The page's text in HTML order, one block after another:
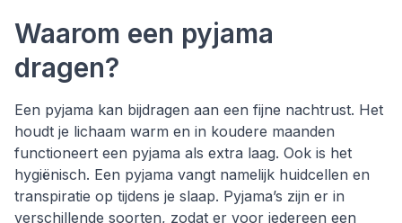
De Zeeman pyjama: zowel
Waarom een pyjama
dragen?
Een pyjama kan bijdragen aan een fijne nachtrust. Het
houdt je lichaam warm en in koudere maanden
functioneert een pyjama als extra laag. Ook is het
hygiënisch. Een pyjama vangt namelijk huidcellen en
transpiratie op tijdens je slaap. Pyjama’s zijn er in
verschillende soorten, zodat er voor iedereen een